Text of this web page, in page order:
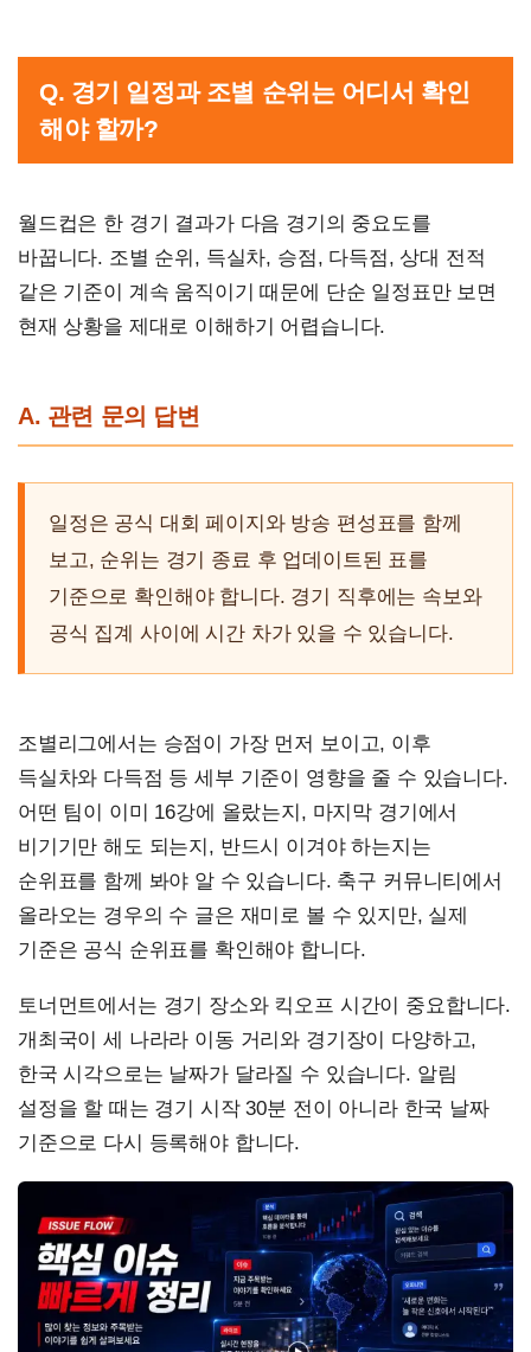
Q. 경기 일정과 조별 순위는 어디서 확인
해야 할까?
월드컵은 한 경기 결과가 다음 경기의 중요도를
바꿉니다. 조별 순위, 득실차, 승점, 다득점, 상대 전적
같은 기준이 계속 움직이기 때문에 단순 일정표만 보면
현재 상황을 제대로 이해하기 어렵습니다.
A. 관련 문의 답변
일정은 공식 대회 페이지와 방송 편성표를 함께
보고, 순위는 경기 종료 후 업데이트된 표를
기준으로 확인해야 합니다. 경기 직후에는 속보와
공식 집계 사이에 시간 차가 있을 수 있습니다.
조별리그에서는 승점이 가장 먼저 보이고, 이후
득실차와 다득점 등 세부 기준이 영향을 줄 수 있습니다.
어떤 팀이 이미 16강에 올랐는지, 마지막 경기에서
비기기만 해도 되는지, 반드시 이겨야 하는지는
순위표를 함께 봐야 알 수 있습니다. 축구 커뮤니티에서
올라오는 경우의 수 글은 재미로 볼 수 있지만, 실제
기준은 공식 순위표를 확인해야 합니다.
토너먼트에서는 경기 장소와 킥오프 시간이 중요합니다.
개최국이 세 나라라 이동 거리와 경기장이 다양하고,
한국 시각으로는 날짜가 달라질 수 있습니다. 알림
설정을 할 때는 경기 시작 30분 전이 아니라 한국 날짜
기준으로 다시 등록해야 합니다.